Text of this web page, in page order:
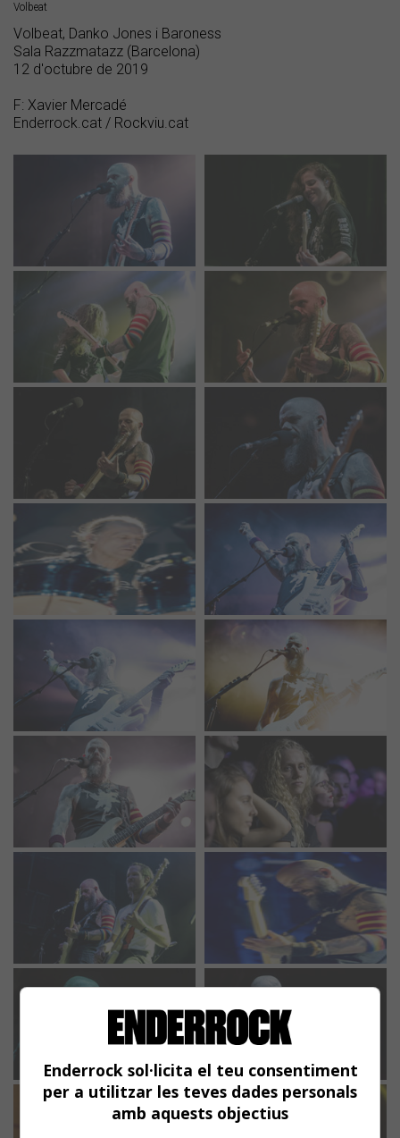
Volbeat
Volbeat, Danko Jones i Baroness
Sala Razzmatazz (Barcelona)
12 d'octubre de 2019
F: Xavier Mercadé
Enderrock.cat / Rockviu.cat
Enderrock sol·licita el teu consentiment
per a utilitzar les teves dades personals
amb aquests objectius